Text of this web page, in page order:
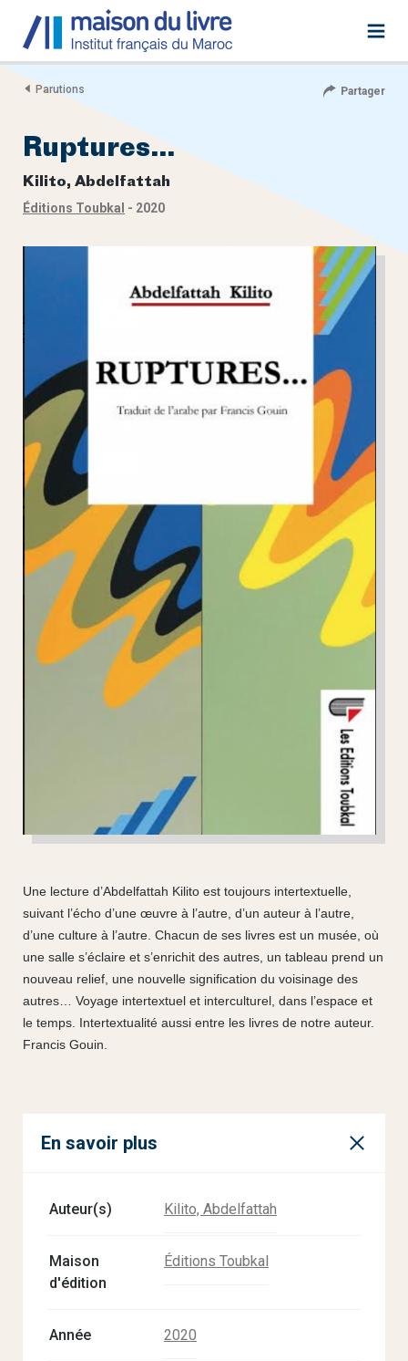
Parutions Partager
Ruptures…
Kilito, Abdelfattah
Éditions Toubkal - 2020
Une lecture d’Abdelfattah Kilito est toujours intertextuelle,
suivant l’écho d’une œuvre à l’autre, d’un auteur à l’autre,
d’une culture à l’autre. Chacun de ses livres est un musée, où
une salle s’éclaire et s’enrichit des autres, un tableau prend un
nouveau relief, une nouvelle signification du voisinage des
autres… Voyage intertextuel et interculturel, dans l’espace et
le temps. Intertextualité aussi entre les livres de notre auteur.
Francis Gouin.
En savoir plus
Auteur(s) Kilito, Abdelfattah
Maison
d'édition
Éditions Toubkal
Année 2020